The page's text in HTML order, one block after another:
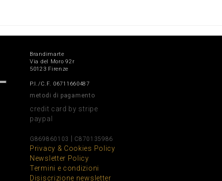
Brandimarte
Via del Moro 92r
50123 Firenze
P.I./C.F. 06711660487
metodi di pagamento
credit card by stripe
paypal
G869860103 C870135986
Privacy & Cookies Policy
Newsletter Policy
Termini e condizioni
Disiscrizione newsletter